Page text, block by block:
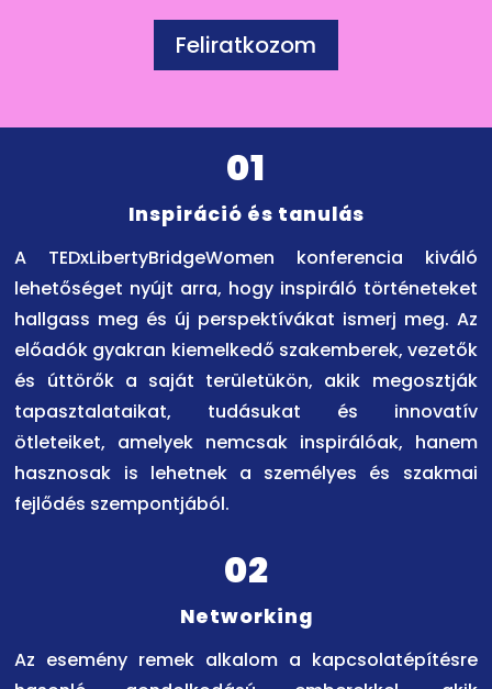
Feliratkozom
01
Inspiráció és tanulás
A TEDxLibertyBridgeWomen konferencia kiváló
lehetőséget nyújt arra, hogy inspiráló történeteket
hallgass meg és új perspektívákat ismerj meg. Az
előadók gyakran kiemelkedő szakemberek, vezetők
és úttörők a saját területükön, akik megosztják
tapasztalataikat, tudásukat és innovatív
ötleteiket, amelyek nemcsak inspirálóak, hanem
hasznosak is lehetnek a személyes és szakmai
fejlődés szempontjából.
02
Networking
Az esemény remek alkalom a kapcsolatépítésre